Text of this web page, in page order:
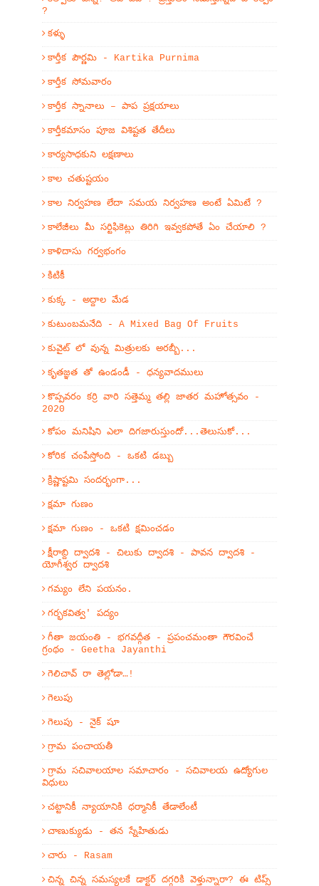
?
కళ్ళు
కార్తీక పౌర్ణమి - Kartika Purnima
కార్తీక సోమవారం
కార్తీక స్నానాలు – పాప ప్రక్షయాలు
కార్తీకమాసం పూజ విశిష్టత తేదీలు
కార్యసాధకుని లక్షణాలు
కాల చతుష్టయం
కాల నిర్వహణ లేదా సమయ నిర్వహణ అంటే ఏమిటే ?
కాలేజీలు మీ సర్టిఫికెట్లు తిరిగి ఇవ్వకపోతే ఏం చేయాలి ?
కాళిదాసు గర్వభంగం
కిటికీ
కుక్క - అద్దాల మేడ
కుటుంబమనేది - A Mixed Bag Of Fruits
కువైట్ లో వున్న మిత్రులకు అరబ్బీ...
కృతజ్ఞత తో ఉండండీ - ధన్యవాదములు
కొప్పవరం కర్రి వారి సత్తెమ్మ తల్లి జాతర మహోత్సవం -
2020
కోపం మనిషిని ఎలా దిగజారుస్తుందో...తెలుసుకో...
కోరిక చంపేస్తోంది - ఒకటి డబ్బు
క్రిష్ణాష్టమి సందర్భంగా...
క్షమా గుణం
క్షమా గుణం - ఒకటి క్షమించడం
క్షీరాబ్ది ద్వాదశి - చిలుకు ద్వాదశి - పావన ద్వాదశి -
యోగీశ్వర ద్వాదశి
గమ్యం లేని పయనం.
గర్భకవిత్వ' పద్యం
గీతా జయంతి - భగవద్గీత - ప్రపంచమంతా గౌరవించే
గ్రంథం - Geetha Jayanthi
గెలిచావ్ రా తెల్లోడా…!
గెలుపు
గెలుపు - నైక్ షూ
గ్రామ పంచాయతీ
గ్రామ సచివాలయాల సమాచారం - సచివాలయ ఉద్యోగుల
విధులు
చట్టానికీ న్యాయానికి ధర్మానికీ తేడాలేంటీ
చాణుక్యుడు - తన స్నేహితుడు
చారు - Rasam
చిన్న చిన్న సమస్యలకే డాక్టర్ దగ్గరికి వెళ్తున్నారా? ఈ టిప్స్